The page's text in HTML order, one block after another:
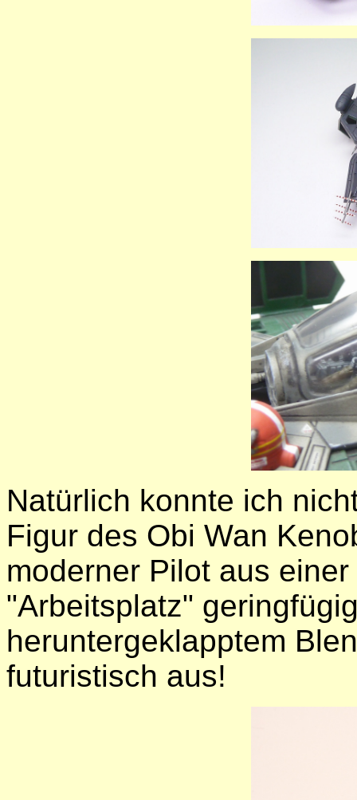
Natürlich konnte ich
Figur des Obi Wan
moderner Pilot aus
"Arbeitsplatz"
heruntergeklapptem
futuristisch aus!